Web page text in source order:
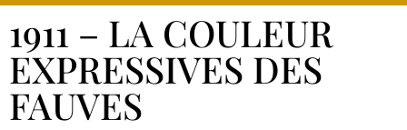
1911 – LA COULEUR
EXPRESSIVES DES
FAUVES